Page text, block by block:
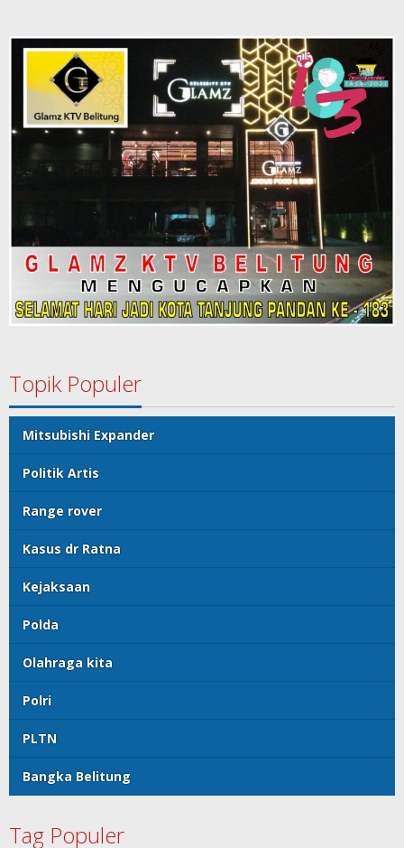
Topik Populer
Mitsubishi Expander
Politik Artis
Range rover
Kasus dr Ratna
Kejaksaan
Polda
Olahraga kita
Polri
PLTN
Bangka Belitung
Tag Populer